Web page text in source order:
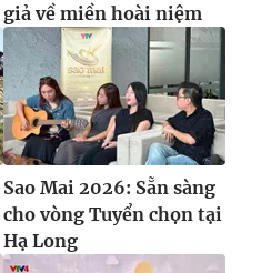
giả về miền hoài niệm
Sao Mai 2026: Sẵn sàng
cho vòng Tuyển chọn tại
Hạ Long